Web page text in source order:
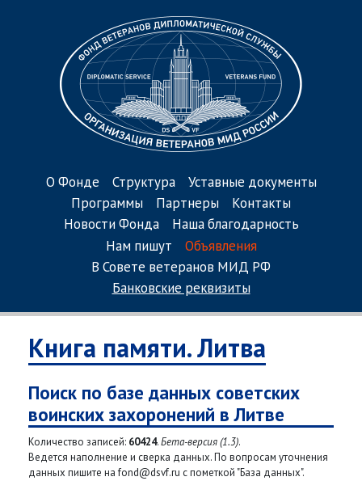
О Фонде Структура
Уставные документы
Программы
Партнеры
Контакты
Новости Фонда
Наша благодарность
Нам пишут
Объявления
В Совете ветеранов МИД РФ
Банковские реквизиты
Книга памяти. Литва
Поиск по базе данных советских
воинских захоронений в Литве
Количество записей: 60424.Бета-версия (1.3).
Ведется наполнение и сверка данных. По вопросам уточнения
данных пишите на fond@dsvf.ru с пометкой "База данных".